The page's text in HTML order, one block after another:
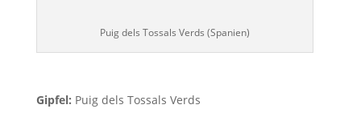
Puig dels Tossals Verds (Spanien)
Gipfel: Puig dels Tossals Verds